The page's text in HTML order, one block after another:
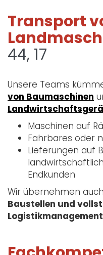
Transport
44, 17
Unsere Teams
von Baumaschinen
Maschinen auf
Fahrbares oder
Lieferungen auf
Endkunden
Wir übernehmen auch
Baustellen und
Logistikmanagement